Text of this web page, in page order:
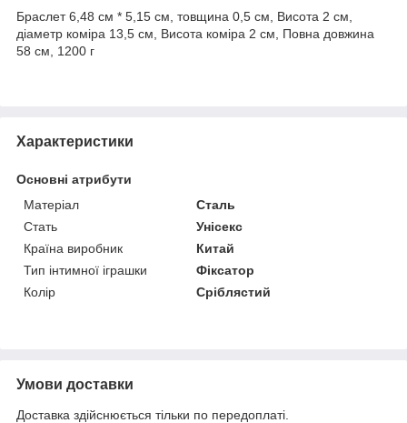
Браслет 6,48 см * 5,15 см, товщина 0,5 см, Висота 2 см,
діаметр коміра 13,5 см, Висота коміра 2 см, Повна довжина
58 см, 1200 г
Характеристики
Основні атрибути
Матеріал
Сталь
Стать
Унісекс
Країна виробник
Китай
Тип інтимної іграшки
Фіксатор
Колір
Сріблястий
Умови доставки
Доставка здійснюється тільки по передоплаті.